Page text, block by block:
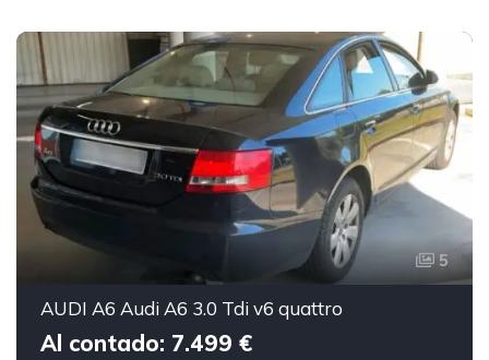
5
AUDI A6 Audi A6 3.0 Tdi v6 quattro
Al contado: 7.499 €